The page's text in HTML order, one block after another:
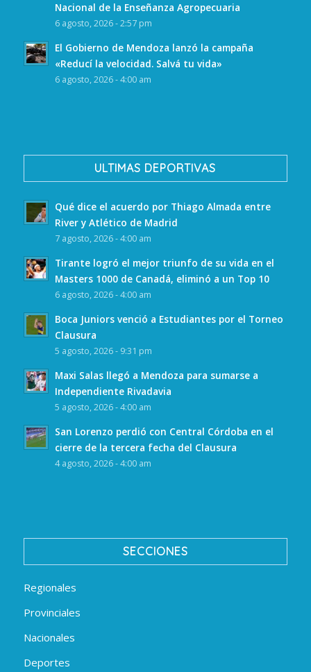
Nacional de la Enseñanza Agropecuaria
6 agosto, 2026 - 2:57 pm
El Gobierno de Mendoza lanzó la campaña
«Reducí la velocidad. Salvá tu vida»
6 agosto, 2026 - 4:00 am
ULTIMAS DEPORTIVAS
Qué dice el acuerdo por Thiago Almada entre
River y Atlético de Madrid
7 agosto, 2026 - 4:00 am
Tirante logró el mejor triunfo de su vida en el
Masters 1000 de Canadá, eliminó a un Top 10
6 agosto, 2026 - 4:00 am
Boca Juniors venció a Estudiantes por el Torneo
Clausura
5 agosto, 2026 - 9:31 pm
Maxi Salas llegó a Mendoza para sumarse a
Independiente Rivadavia
5 agosto, 2026 - 4:00 am
San Lorenzo perdió con Central Córdoba en el
cierre de la tercera fecha del Clausura
4 agosto, 2026 - 4:00 am
SECCIONES
Regionales
Provinciales
Nacionales
Deportes